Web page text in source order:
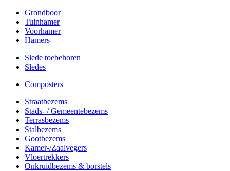
Grondboor
Tuinhamer
Voorhamer
Hamers
Slede toebehoren
Sledes
Composters
Straatbezems
Stads- / Gemeentebezems
Terrasbezems
Stalbezems
Gootbezems
Kamer-/Zaalvegers
Vloertrekkers
Onkruidbezems & borstels